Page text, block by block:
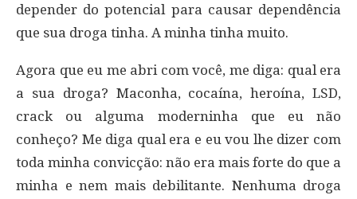
depender do potencial para causar dependência
que sua droga tinha. A minha tinha muito.
Agora que eu me abri com você, me diga: qual era
a sua droga? Maconha, cocaína, heroína, LSD,
crack ou alguma moderninha que eu não
conheço? Me diga qual era e eu vou lhe dizer com
toda minha convicção: não era mais forte do que a
minha e nem mais debilitante. Nenhuma droga